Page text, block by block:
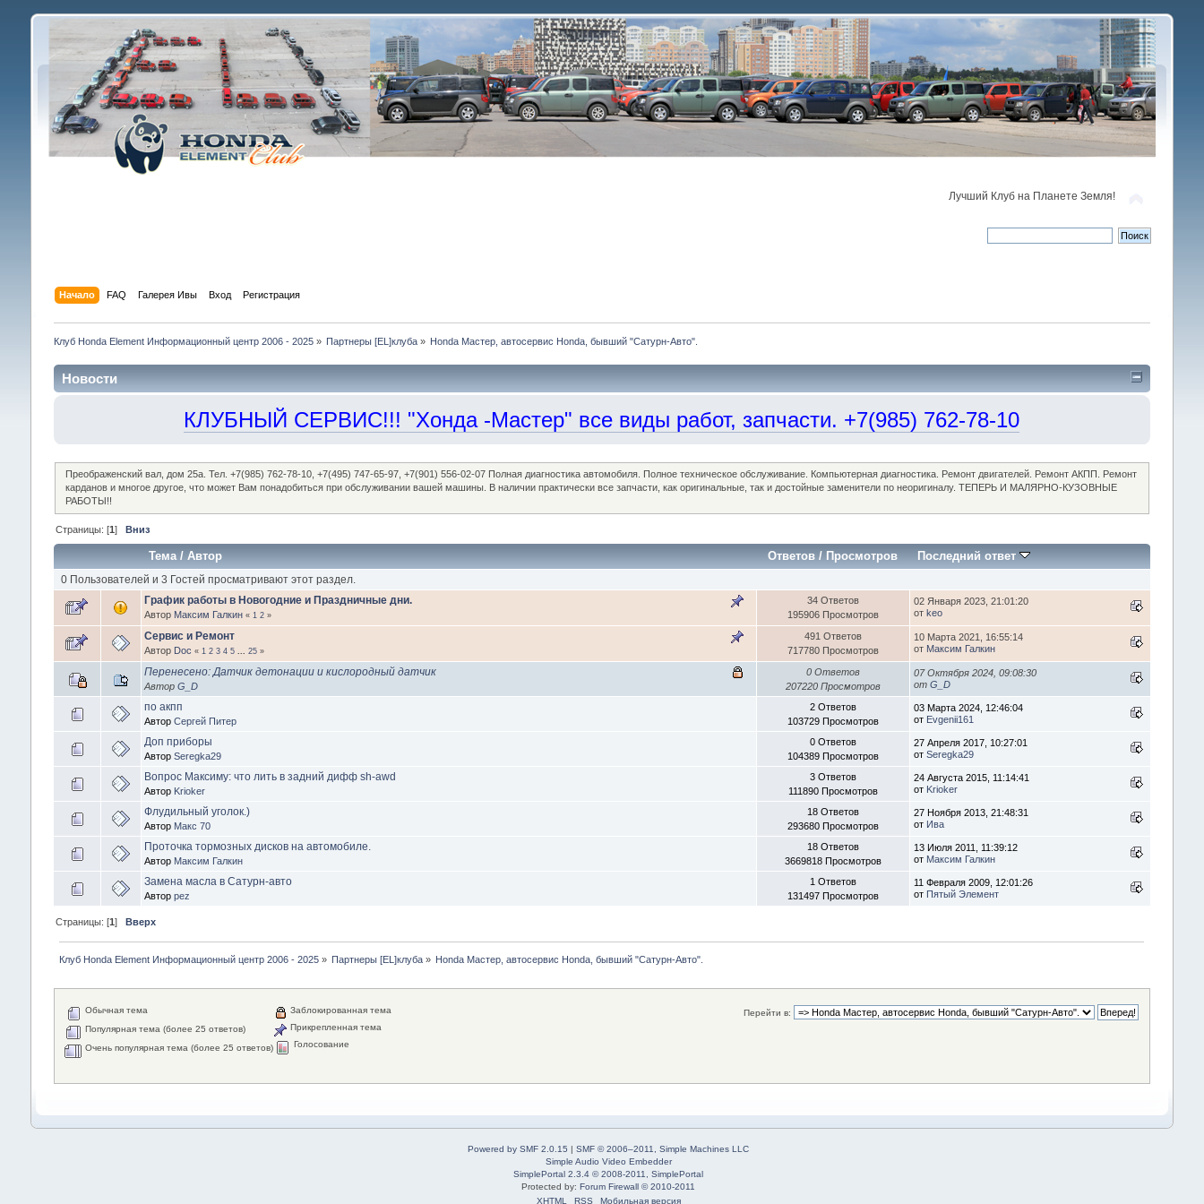
Лучший Клуб на Планете Земля!
Начало FAQ Галерея Ивы Вход Регистрация
Клуб Honda Element Информационный центр 2006 - 2025» Партнеры [EL]клуба » Honda Мастер, автосервис Honda, бывший "Сатурн-Авто".
Новости
КЛУБНЫЙ СЕРВИС!!! "Хонда -Мастер" все виды работ, запчасти. +7(985) 762-78-10
Преображенский вал, дом 25а. Тел. +7(985) 762-78-10, +7(495) 747-65-97, +7(901) 556-02-07 Полная диагностика автомобиля. Полное техническое обслуживание. Компьютерная диагностика. Ремонт двигателей. Ремонт АКПП. Ремонт
карданов и многое другое, что может Вам понадобиться при обслуживании вашей машины. В наличии практически все запчасти, как оригинальные, так и достойные заменители по неоригиналу. ТЕПЕРЬ И МАЛЯРНО-КУЗОВНЫЕ
РАБОТЫ!!
Страницы: [1] Вниз
Тема/ Автор Ответов/ Просмотров Последний ответ
0 Пользователей и 3 Гостей просматривают этот раздел.
График работы в Новогодние и Праздничные дни.
Автор Максим Галкин « 1 2»
34 Ответов
195906 Просмотров
02 Января 2023, 21:01:20
от keo
Сервис и Ремонт
Автор Doc « 1 2 3 4 5 25»
491 Ответов
717780 Просмотров
10 Марта 2021, 16:55:14
от Максим Галкин
Перенесено: Датчик детонации и кислородный датчик
Автор G_D
0 Ответов
207220 Просмотров
07 Октября 2024, 09:08:30
от G_D
по акпп
Автор Сергей Питер
2 Ответов
103729 Просмотров
03 Марта 2024, 12:46:04
от Evgenii161
Доп приборы
Автор Seregka29
0 Ответов
104389 Просмотров
27 Апреля 2017, 10:27:01
от Seregka29
Вопрос Максиму: что лить в задний дифф sh-awd
Автор Krioker
3 Ответов
111890 Просмотров
24 Августа 2015, 11:14:41
от Krioker
Флудильный уголок.)
Автор Макс 70
18 Ответов
293680 Просмотров
27 Ноября 2013, 21:48:31
от Ива
Проточка тормозных дисков на автомобиле.
Автор Максим Галкин
18 Ответов
3669818 Просмотров
13 Июля 2011, 11:39:12
от Максим Галкин
Замена масла в Сатурн-авто
Автор pez
1 Ответов
131497 Просмотров
11 Февраля 2009, 12:01:26
от Пятый Элемент
Страницы: [1] Вверх
Клуб Honda Element Информационный центр 2006 - 2025» Партнеры [EL]клуба » Honda Мастер, автосервис Honda, бывший "Сатурн-Авто".
Перейти в:
Обычная тема
Популярная тема (более 25 ответов)
Очень популярная тема (более 25 ответов)
Заблокированная тема
Прикрепленная тема
Голосование
Powered by SMF 2.0.15 |SMF © 2006–2011, Simple Machines LLC
Simple Audio Video Embedder
SimplePortal 2.3.4 © 2008-2011, SimplePortal
Protected by:Forum Firewall © 2010-2011
XHTML
RSS Мобильная версия